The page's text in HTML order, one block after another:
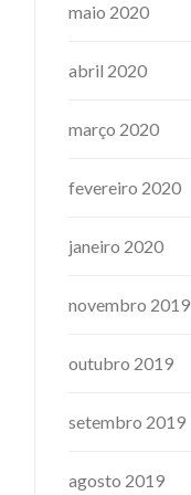
maio 2020
abril 2020
março 2020
fevereiro 2020
janeiro 2020
novembro 2019
outubro 2019
setembro 2019
agosto 2019